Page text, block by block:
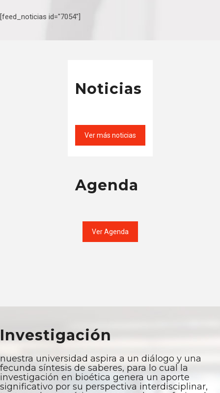
[feed_noticias id="7054"]
Noticias
Ver más noticias
Agenda
Ver Agenda
Investigación
nuestra universidad aspira a un diálogo y una
fecunda síntesis de saberes, para lo cual la
investigación en bioética genera un aporte
significativo por su perspectiva interdisciplinar,